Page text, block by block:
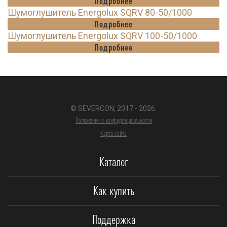
Шумоглушитель Energolux SQRV 80-50/1000
Подробнее
Шумоглушитель Energolux SQRV 100-50/1000
Подробнее
© SEVERCON, 2017 - 2026.
Положение о конфиденциальности
Карта сайта
Каталог
Как купить
Поддержка